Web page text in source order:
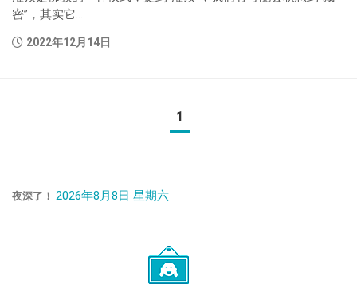
密”，其实它...
2022年12月14日
1
夜深了！ 2026年8月8日 星期六